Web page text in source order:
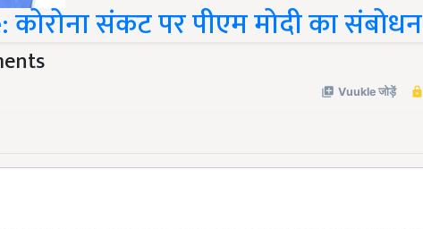
संकट पर पीएम मोदी का संबोधन